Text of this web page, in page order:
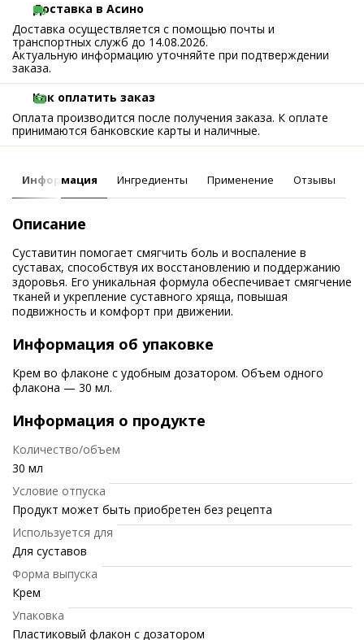
Доставка в Асино
Доставка осуществляется с помощью почты и
транспортных служб до 14.08.2026.
Актуальную информацию уточняйте при подтверждении
заказа.
Как оплатить заказ
Оплата производится после получения заказа. К оплате
принимаются банковские карты и наличные.
Информация Ингредиенты Применение Отзывы
Описание
Суставитин помогает смягчить боль и воспаление в
суставах, способствуя их восстановлению и поддержанию
здоровья. Его уникальная формула обеспечивает смягчение
тканей и укрепление суставного хряща, повышая
подвижность и комфорт при движении.
Информация об упаковке
Крем во флаконе с удобным дозатором. Объем одного
флакона — 30 мл.
Информация о продукте
Количество/объем
30 мл
Условие отпуска
Продукт может быть приобретен без рецепта
Используется для
Для суставов
Форма выпуска
Крем
Упаковка
Пластиковый флакон с дозатором